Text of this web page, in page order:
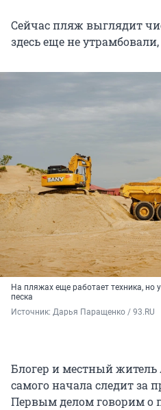
Сейчас пляж выглядит
здесь еще не
На пляжах еще работает техника, но
песка
Источник: Дарья Паращенко / 93.RU
Блогер и местный
самого начала следит за
Первым делом говорим о